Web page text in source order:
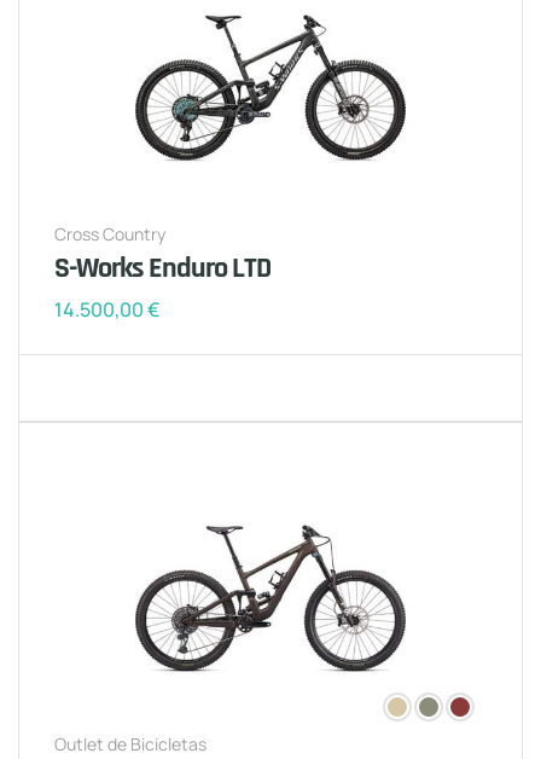
Cross Country
S-Works Enduro LTD
14.500,00€
Outlet de Bicicletas